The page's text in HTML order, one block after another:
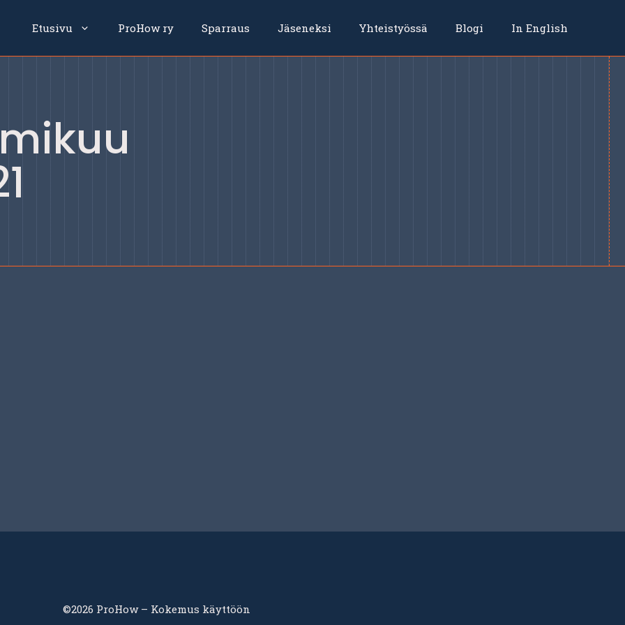
Etusivu ProHow ry Sparraus Jäseneksi Yhteistyössä Blogi In English
©2026 ProHow – Kokemus käyttöön